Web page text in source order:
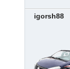
igorsh88